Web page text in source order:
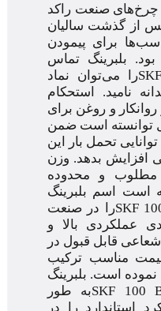
چرخ‌های صنعت راکد
از گذشت سالیان
برای پیمودن
بلبرینگ تماس
زاویه ای SKF 100 B 150Mرا می‌توان نماد
نامید. استحکام
و روغن برای
توانسته است ضمن
تحمل بار این
افزایش بدهد. وزن
و محدوده
است اسم بلبرینگ
تماس زاویه ای SKF 100 B 150Mرا در صنعت
عملکردی بالا و
قابل قبول در
قیمت مناسب ترکیب
است. بلبرینگ
تماس زاویه ای SKF 100 B 150Mبه طور
استاندارد را در